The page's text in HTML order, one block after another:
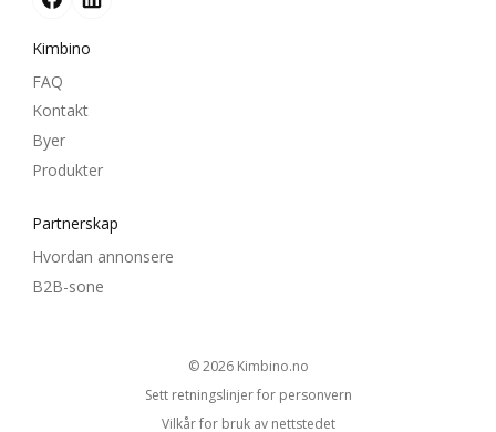
Kimbino
FAQ
Kontakt
Byer
Produkter
Partnerskap
Hvordan annonsere
B2B-sone
© 2026 kimbino.no
Sett retningslinjer for personvern
Vilkår for bruk av nettstedet